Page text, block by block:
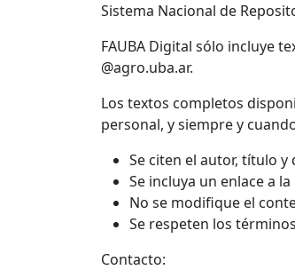
Sistema Nacional de
FAUBA Digital sólo incluye
@agro.uba.ar.
Los textos completos
personal, y siempre y
Se citen el autor, título
Se incluya un enlace a
No se modifique el
Se respeten los
Contacto: